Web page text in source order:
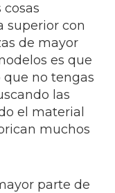
superior con
de mayor
es que
no tengas
las
el material
muchos
parte de